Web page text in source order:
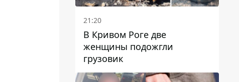
21:20
В Кривом Роге две
женщины подожгли
грузовик